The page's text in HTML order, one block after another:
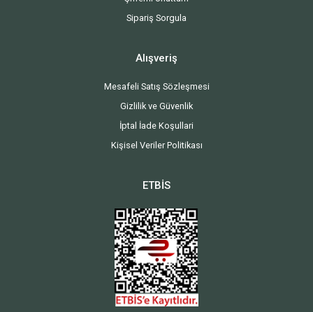
Sipariş Sorgula
Alışveriş
Mesafeli Satış Sözleşmesi
Gizlilik ve Güvenlik
İptal İade Koşullari
Kişisel Veriler Politikası
ETBİS